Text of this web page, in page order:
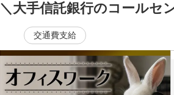
＼大手信託銀行のコールセ
交通費支給